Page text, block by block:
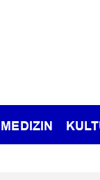
MEDIZIN